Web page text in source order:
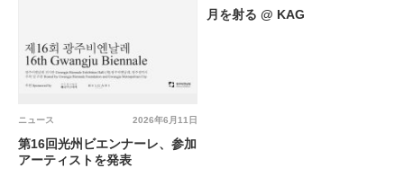
2026年6月11日
ニュース
第16回光州ビエンナーレ、参加
アーティストを発表
月を射る @ KAG